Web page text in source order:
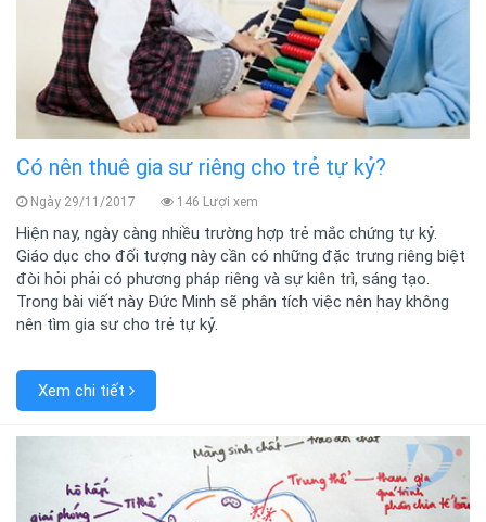
Có nên thuê gia sư riêng cho trẻ tự kỷ?
Ngày 29/11/2017 146 Lượi xem
Hiện nay, ngày càng nhiều trường hợp trẻ mắc chứng tự kỷ.
Giáo dục cho đối tượng này cần có những đặc trưng riêng biệt
đòi hỏi phải có phương pháp riêng và sự kiên trì, sáng tạo.
Trong bài viết này Đức Minh sẽ phân tích việc nên hay không
nên tìm gia sư cho trẻ tự kỷ.
Xem chi tiết